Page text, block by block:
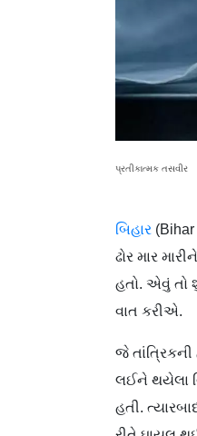
પ્રતીકાત્મક તસવીર
બિહાર
ઢોર માર
હતો. એવું તો
વાત કરીએ.
જે
લઈને થયેલા
હતી.